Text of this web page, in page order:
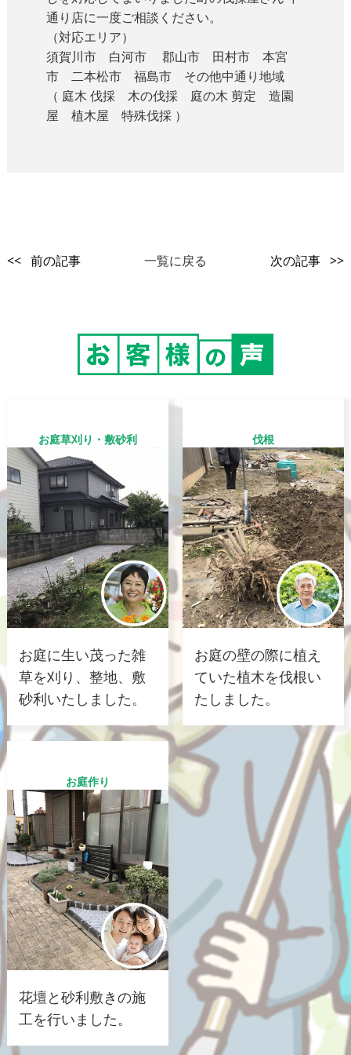
通り店に一度ご相談ください。
（対応エリア）
須賀川市 白河市 郡山市 田村市 本宮
市 二本松市 福島市 その他中通り地域
（ 庭木 伐採 木の伐採 庭の木 剪定 造園
屋 植木屋 特殊伐採 ）
<< 前の記事 一覧に戻る 次の記事 >>
お庭草刈り・敷砂利
お庭に生い茂った雑
草を刈り、整地、敷
砂利いたしました。
伐根
お庭の壁の際に植え
ていた植木を伐根い
たしました。
お庭作り
花壇と砂利敷きの施
工を行いました。